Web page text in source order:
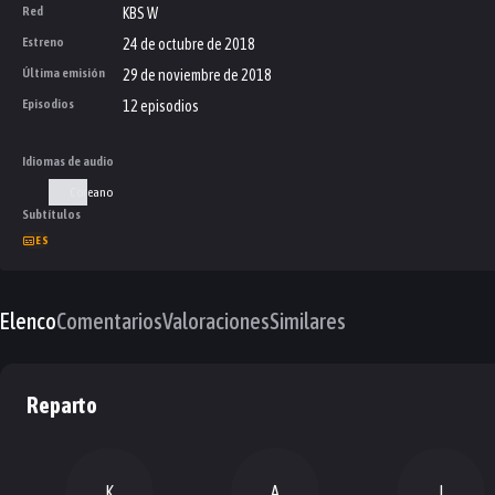
Red KBS W
Estreno 24 de octubre de 2018
Última emisión 29 de noviembre de 2018
Episodios 12 episodios
Idiomas de audio
Coreano
Subtítulos
ES
ElencoComentariosValoracionesSimilares
Reparto